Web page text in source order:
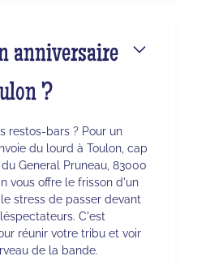
anniversaire
?
restos-bars ? Pour un
du lourd à Toulon, cap
General Pruneau, 83000
vous offre le frisson d'un
stress de passer devant
C'est
réunir votre tribu et voir
de la bande.